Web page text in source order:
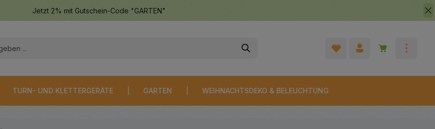
Jetzt 2% mit Gutschein-Code "GARTEN"
Warenkorb
TURN- UND KLETTERGERÄTE GARTEN WEIHNACHTSDEKO & BELEUCHTUNG